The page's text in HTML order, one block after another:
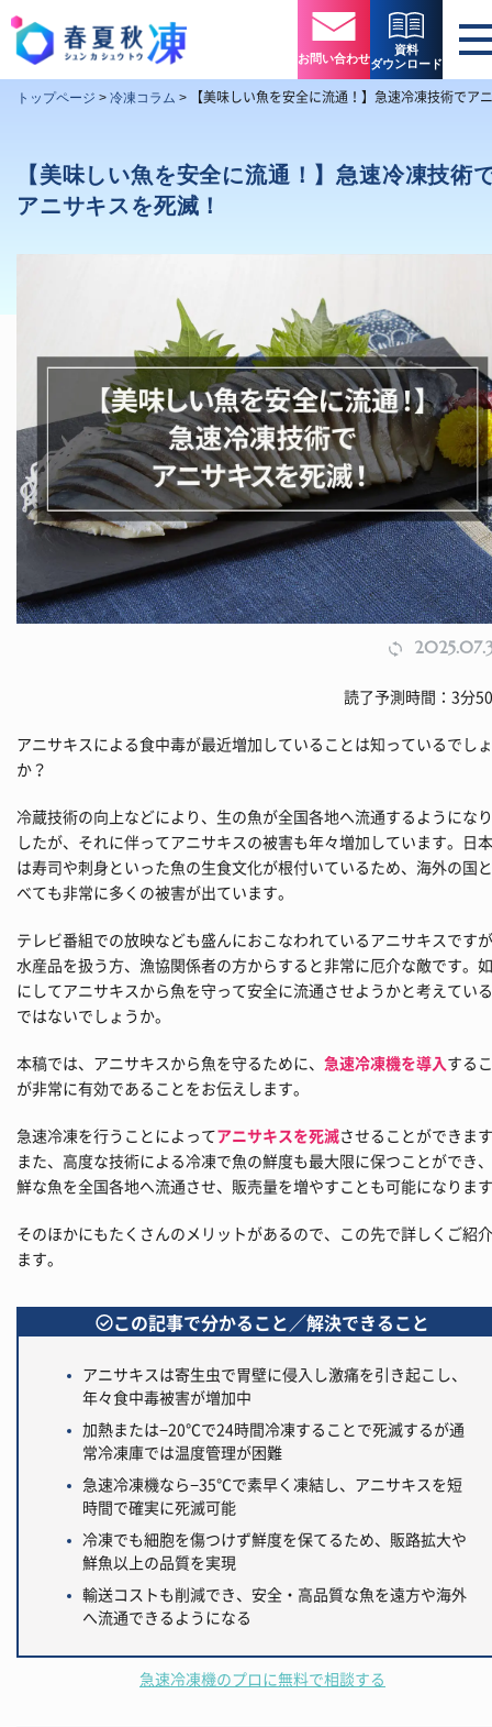
お問い合わせ
資料
ダウンロード
トップページ > 冷凍コラム > 【美味しい魚を安全に流通！】急速冷凍技術でア
【美味しい魚を安全に流通！】急速冷凍技術
アニサキスを死滅！
読了予測時間：3分
アニサキスによる食中毒が最近増加していることは知っているでし
か？
冷蔵技術の向上などにより、生の魚が全国各地へ流通するようにな
したが、それに伴ってアニサキスの被害も年々増加しています。日
は寿司や刺身といった魚の生食文化が根付いているため、海外の国
べても非常に多くの被害が出ています。
テレビ番組での放映なども盛んにおこなわれているアニサキスです
水産品を扱う方、漁協関係者の方からすると非常に厄介な敵です。
にしてアニサキスから魚を守って安全に流通させようかと考えてい
ではないでしょうか。
本稿では、アニサキスから魚を守るために、 急速冷凍機を導入する
が非常に有効であることをお伝えします。
急速冷凍を行うことによってアニサキスを死滅させることができま
また、高度な技術による冷凍で魚の鮮度も最大限に保つことができ
鮮な魚を全国各地へ流通させ、販売量を増やすことも可能になりま
そのほかにもたくさんのメリットがあるので、この先で詳しくご紹
ます。
この記事で分かること／解決できること
アニサキスは寄生虫で胃壁に侵入し激痛を引き起こし、
年々食中毒被害が増加中
加熱または−20℃で24時間冷凍することで死滅するが通
常冷凍庫では温度管理が困難
急速冷凍機なら−35℃で素早く凍結し、アニサキスを短
時間で確実に死滅可能
冷凍でも細胞を傷つけず鮮度を保てるため、販路拡大や
鮮魚以上の品質を実現
輸送コストも削減でき、安全・高品質な魚を遠方や海外
へ流通できるようになる
急速冷凍機のプロに無料で相談する